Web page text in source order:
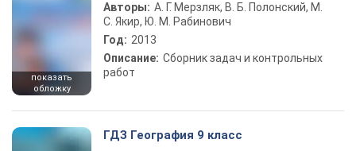
показать
обложку
Авторы: А. Г. Мерзляк, В. Б. Полонский, М.
С. Якир, Ю. М. Рабинович
Год: 2013
Описание: Сборник задач и контрольных
работ
ГДЗ География 9 класс